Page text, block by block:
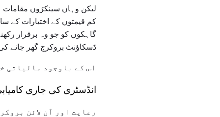
لیکن وہاں سینکڑوں مقامات
کم قیمتوں کے اختیارات کے
گاہکوں کو جو وہ برقرار
ڈسکاؤنٹ بروکرج گھر جانے
اس کے باوجود مالیاتی
انڈسٹری کی جاری
رعایت اور آن لائن